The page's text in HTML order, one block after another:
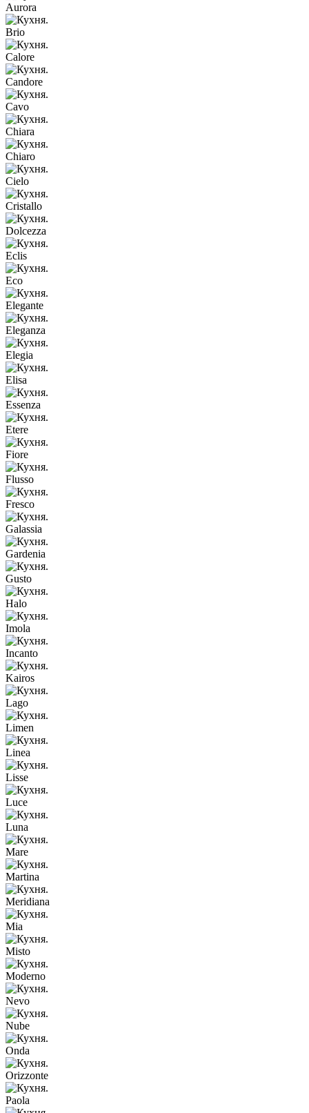
Aurora
Brio
Calore
Candore
Cavo
Chiara
Chiaro
Cielo
Cristallo
Dolcezza
Eclis
Eco
Elegante
Eleganza
Elegia
Elisa
Essenza
Etere
Fiore
Flusso
Fresco
Galassia
Gardenia
Gusto
Halo
Imola
Incanto
Kairos
Lago
Limen
Linea
Lisse
Luce
Luna
Mare
Martina
Meridiana
Mia
Misto
Moderno
Nevo
Nube
Onda
Orizzonte
Paola